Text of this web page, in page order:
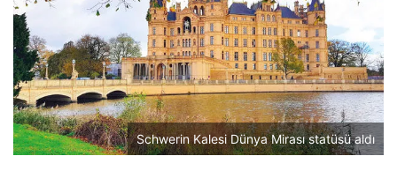
Schwerin Kalesi Dünya Mirası statüsü aldı